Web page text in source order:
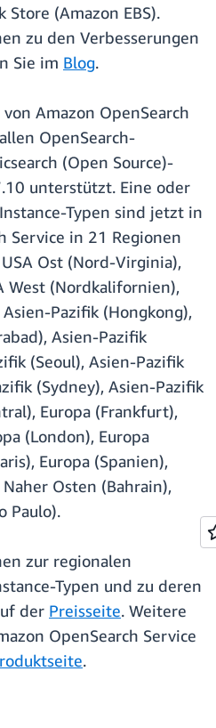
Store (Amazon EBS).
zu den Verbesserungen
Sie im Blog.
Amazon OpenSearch
OpenSearch-
(Open Source)-
unterstützt. Eine oder
Typen sind jetzt in
Service in 21 Regionen
Ost (Nord-Virginia),
West (Nordkalifornien),
Pazifik (Hongkong),
Asien-Pazifik
(Seoul), Asien-Pazifik
(Sydney), Asien-Pazifik
Europa (Frankfurt),
(London), Europa
Europa (Spanien),
Osten (Bahrain),
Paulo).
zur regionalen
Typen und zu deren
der Preisseite. Weitere
OpenSearch Service
.